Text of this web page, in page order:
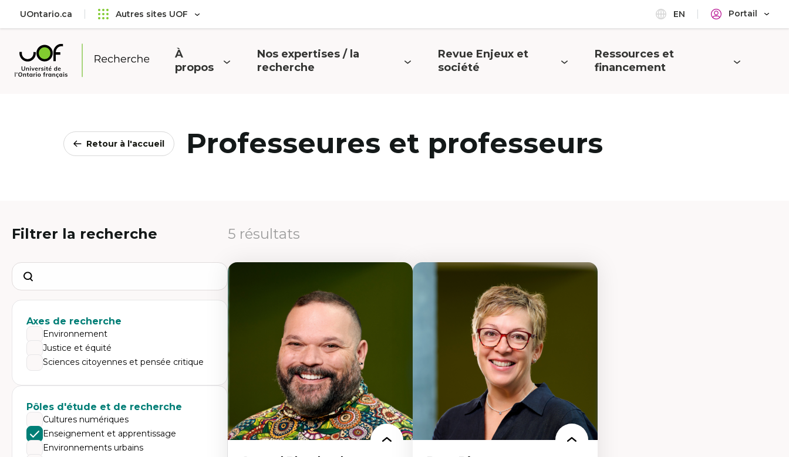
principal
UOntario.ca Autres sites UOF EN Portail
Université
Ouvrir
À
propos
Ouvrir
Nos expertises / la
recherche
Ouvrir
Revue Enjeux et
société
Ouvrir
Ressources et
financement
Retour à l'accueil Professeures et professeurs
Filtrer la recherche
Search
Axes de recherche
Environnement
Justice et équité
Sciences citoyennes et pensée critique
Pôles d'étude et de recherche
Cultures numériques
Enseignement et apprentissage
Environnements urbains
5 résultats